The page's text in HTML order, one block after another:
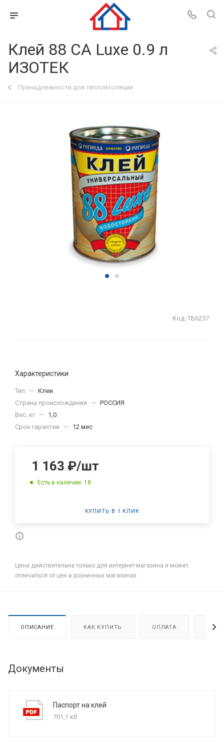
Клей 88 CA Luxe 0.9 л
ИЗОТЕК
Принадлежности для теплоизоляции
Код: ТБ6257
Характеристики
Тип — Клеи
Страна происхождения
— РОССИЯ
Вес, кг — 1,0
Срок гарантии
— 12 мес
1 163 ₽/шт
Есть в наличии: 18
КУПИТЬ В 1 КЛИК
Цена действительна только для интернет-магазина и может
отличаться от цен в розничных магазинах
ОПИСАНИЕ КАК КУПИТЬ ОПЛАТА
Документы
Паспорт на клей
701,1 кб